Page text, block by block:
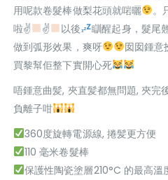
用呢款卷髮棒做梨花頭就啱曬
。
啦✌
✌ 以後
瞓醒起身，髮尾
做到弧形效果，爽呀
囡囡鍾意
買黎幫佢整下實開心死
唔鍾意曲髪, 夾直髪都無問題, 夾完
負離子咁
360度旋轉電源線, 捲髪更方便
110 毫米卷髮棒
保護性陶瓷塗層210°C 的最高